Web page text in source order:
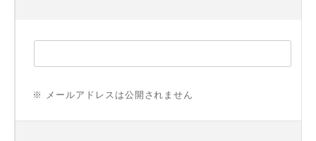
※ メールアドレスは公開されません